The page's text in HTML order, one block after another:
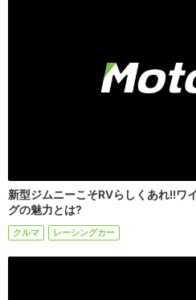
新型ジムニーこそRVらしくあれ!!ワ
グの魅力とは?
クルマ レーシングカー